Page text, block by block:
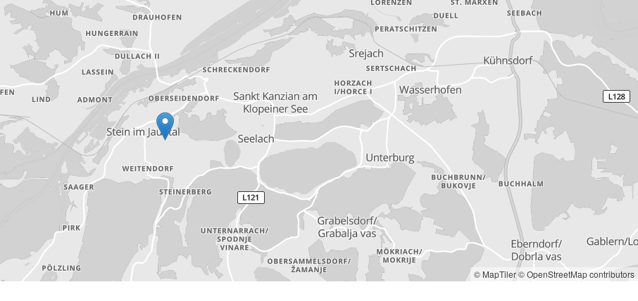
© MapTiler© OpenStreetMap contributors